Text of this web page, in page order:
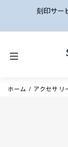
刻印サー
ホーム アクセサリ